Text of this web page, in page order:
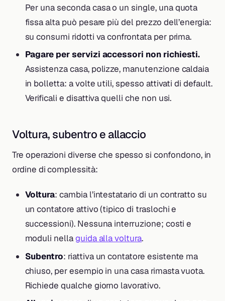
Per una seconda casa o un single, una quota
fissa alta può pesare più del prezzo dell’energia:
su consumi ridotti va confrontata per prima.
Pagare per servizi accessori non richiesti.
Assistenza casa, polizze, manutenzione caldaia
in bolletta: a volte utili, spesso attivati di default.
Verificali e disattiva quelli che non usi.
Voltura, subentro e allaccio
Tre operazioni diverse che spesso si confondono, in
ordine di complessità:
Voltura: cambia l’intestatario di un contratto su
un contatore attivo (tipico di traslochi e
successioni). Nessuna interruzione; costi e
moduli nellaguida alla voltura.
Subentro: riattiva un contatore esistente ma
chiuso, per esempio in una casa rimasta vuota.
Richiede qualche giorno lavorativo.